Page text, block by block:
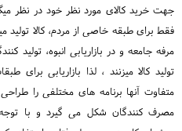
جهت خرید کالای مورد نظر خود در نظر
فقط برای طبقه خاصی از مردم، کالا تولید
مرفه جامعه و در بازاریابی انبوه،
تولید کالا میزنند ، لذا بازاریابی برای
متفاوت آنها برنامه های مختلفی را
مصرف کنندگان شکل می گیرد و با توجه